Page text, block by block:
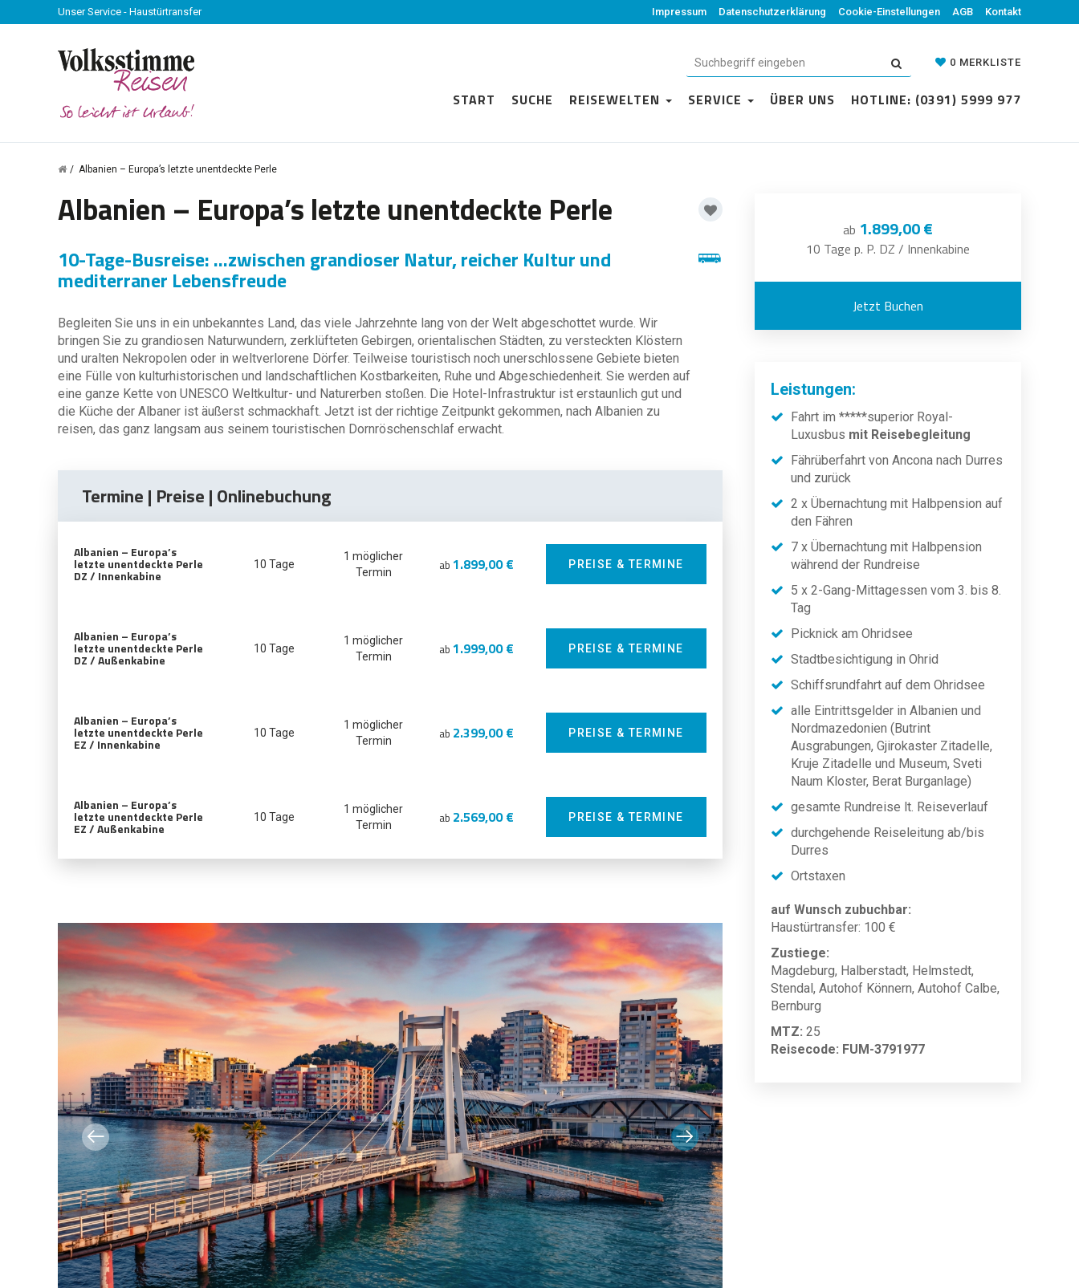
Unser Service - Haustürtransfer Impressum Datenschutzerklärung Cookie-Einstellungen AGB Kontakt
0 MERKLISTE
START SUCHE REISEWELTEN SERVICE ÜBER UNS HOTLINE: (0391) 5999 977
Albanien – Europa’s letzte unentdeckte Perle
Albanien – Europa’s letzte unentdeckte Perle
10-Tage-Busreise: ...zwischen grandioser Natur, reicher Kultur und
mediterraner Lebensfreude
Begleiten Sie uns in ein unbekanntes Land, das viele Jahrzehnte lang von der Welt abgeschottet wurde. Wir
bringen Sie zu grandiosen Naturwundern, zerklüfteten Gebirgen, orientalischen Städten, zu versteckten Klöstern
und uralten Nekropolen oder in weltverlorene Dörfer. Teilweise touristisch noch unerschlossene Gebiete bieten
eine Fülle von kulturhistorischen und landschaftlichen Kostbarkeiten, Ruhe und Abgeschiedenheit. Sie werden auf
eine ganze Kette von UNESCO Weltkultur- und Naturerben stoßen. Die Hotel-Infrastruktur ist erstaunlich gut und
die Küche der Albaner ist äußerst schmackhaft. Jetzt ist der richtige Zeitpunkt gekommen, nach Albanien zu
reisen, das ganz langsam aus seinem touristischen Dornröschenschlaf erwacht.
Termine | Preise | Onlinebuchung
Albanien – Europa’s
letzte unentdeckte Perle
DZ / Innenkabine
10 Tage
1 möglicher
Termin
ab 1.899,00 € PREISE & TERMINE
Albanien – Europa’s
letzte unentdeckte Perle
DZ / Außenkabine
10 Tage
1 möglicher
Termin
ab 1.999,00 € PREISE & TERMINE
Albanien – Europa’s
letzte unentdeckte Perle
EZ / Innenkabine
10 Tage
1 möglicher
Termin
ab 2.399,00 € PREISE & TERMINE
Albanien – Europa’s
letzte unentdeckte Perle
EZ / Außenkabine
10 Tage
1 möglicher
Termin
ab 2.569,00 € PREISE & TERMINE
ab 1.899,00 €
10 Tage p. P. DZ / Innenkabine
Jetzt Buchen
Leistungen:
Fahrt im *****superior Royal-
Luxusbus mit Reisebegleitung
Fährüberfahrt von Ancona nach Durres
und zurück
2 x Übernachtung mit Halbpension auf
den Fähren
7 x Übernachtung mit Halbpension
während der Rundreise
5 x 2-Gang-Mittagessen vom 3. bis 8.
Tag
Picknick am Ohridsee
Stadtbesichtigung in Ohrid
Schiffsrundfahrt auf dem Ohridsee
alle Eintrittsgelder in Albanien und
Nordmazedonien (Butrint
Ausgrabungen, Gjirokaster Zitadelle,
Kruje Zitadelle und Museum, Sveti
Naum Kloster, Berat Burganlage)
gesamte Rundreise lt. Reiseverlauf
durchgehende Reiseleitung ab/bis
Durres
Ortstaxen
auf Wunsch zubuchbar:
Haustürtransfer: 100 €
Zustiege:
Magdeburg, Halberstadt, Helmstedt,
Stendal, Autohof Könnern, Autohof Calbe,
Bernburg
MTZ: 25
Reisecode: FUM-3791977